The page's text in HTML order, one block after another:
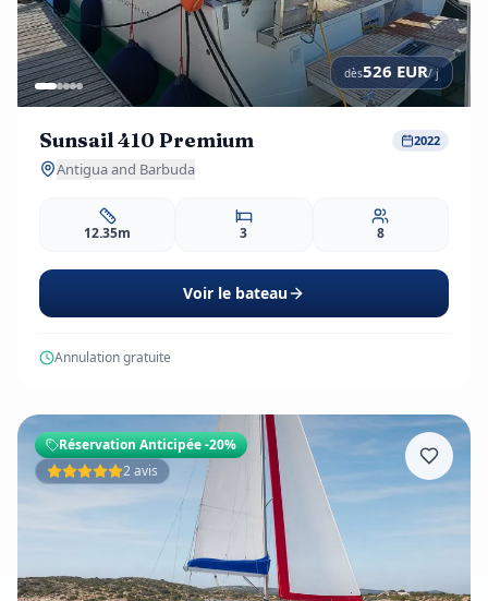
dès526 EUR/ j
Sunsail 410 Premium 2022
Antigua and Barbuda
12.35m 3 8
Voir le bateau
Annulation gratuite
Réservation Anticipée-20%
2 avis